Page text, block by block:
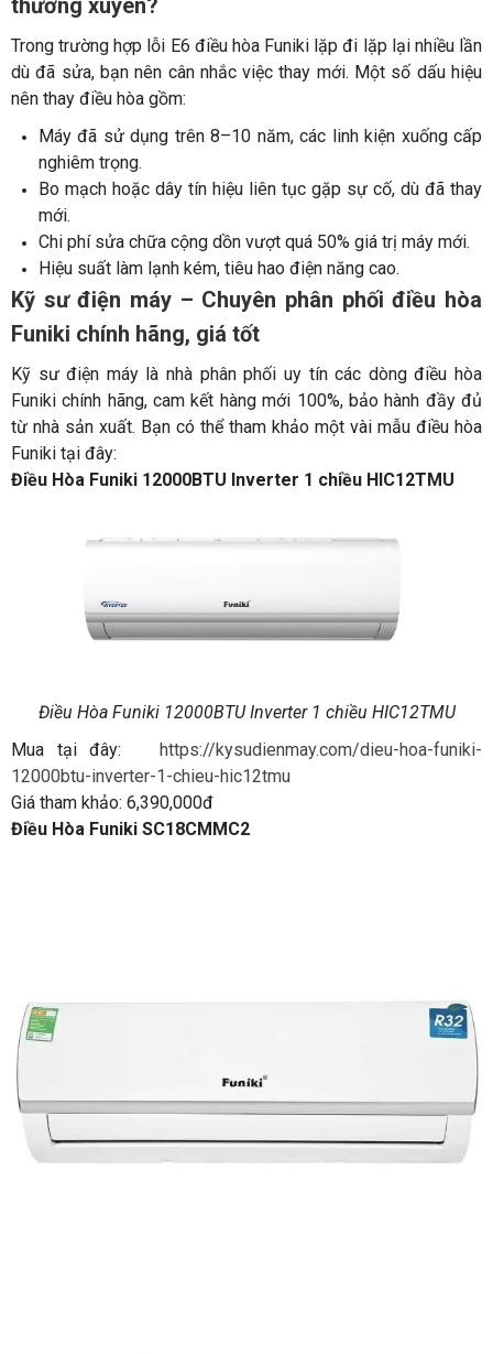
thường xuyên?
Trong trường hợp lỗi E6 điều hòa Funiki lặp đi lặp lại nhiều lần
dù đã sửa, bạn nên cân nhắc việc thay mới. Một số dấu hiệu
nên thay điều hòa gồm:
Máy đã sử dụng trên 8–10 năm, các linh kiện xuống cấp
nghiêm trọng.
Bo mạch hoặc dây tín hiệu liên tục gặp sự cố, dù đã thay
mới.
Chi phí sửa chữa cộng dồn vượt quá 50% giá trị máy mới.
Hiệu suất làm lạnh kém, tiêu hao điện năng cao.
Kỹ sư điện máy – Chuyên phân phối điều hòa
Funiki chính hãng, giá tốt
Kỹ sư điện máy là nhà phân phối uy tín các dòng điều hòa
Funiki chính hãng, cam kết hàng mới 100%, bảo hành đầy đủ
từ nhà sản xuất. Bạn có thể tham khảo một vài mẫu điều hòa
Funiki tại đây:
Điều Hòa Funiki 12000BTU Inverter 1 chiều HIC12TMU
Điều Hòa Funiki 12000BTU Inverter 1 chiều HIC12TMU
Mua tại đây:
https://kysudienmay.com/dieu-hoa-funiki-
12000btu-inverter-1-chieu-hic12tmu
Giá tham khảo: 6,390,000đ
Điều Hòa Funiki SC18CMMC2